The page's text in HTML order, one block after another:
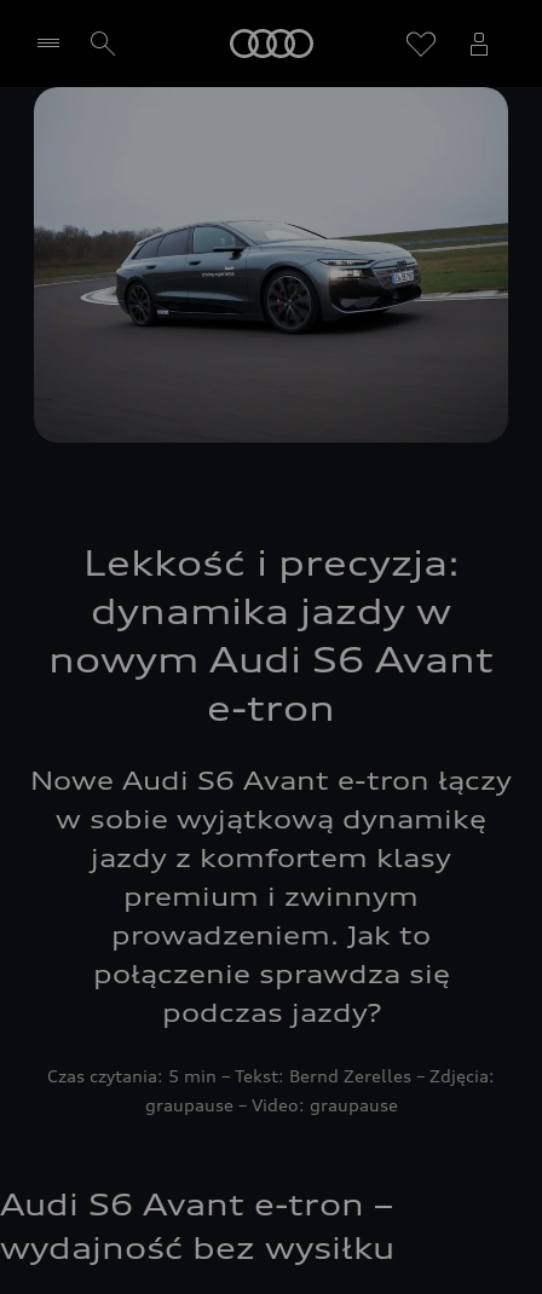
Lekkość i precyzja:
dynamika jazdy w
nowym Audi S6 Avant
e-tron
Nowe Audi S6 Avant e-tron łączy
w sobie wyjątkową dynamikę
jazdy z komfortem klasy
premium i zwinnym
prowadzeniem. Jak to
połączenie sprawdza się
podczas jazdy?
Czas czytania: 5 min – Tekst: Bernd Zerelles – Zdjęcia:
graupause – Video: graupause
Audi S6 Avant e-tron –
wydajność bez wysiłku